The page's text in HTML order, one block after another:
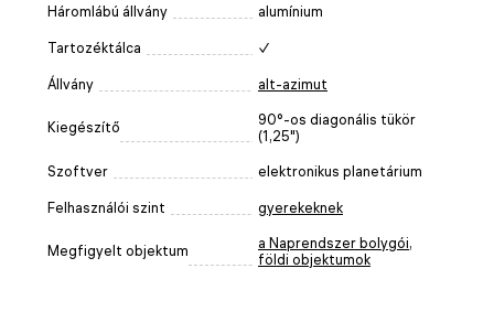
Háromlábú állvány alumínium
Tartozéktálca ✓
Állvány alt-azimut
Kiegészítő
90°-os diagonális tükör
(1,25")
Szoftver elektronikus planetárium
Felhasználói szint gyerekeknek
Megfigyelt objektum a Naprendszer bolygói,
földi objektumok